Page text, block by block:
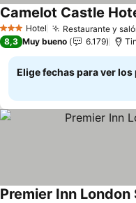
3 Estrellas
Hotel Restaurante y
Camelot Castle
8,3 Muy bueno 6.179
Elige fechas para ver
Premier Inn